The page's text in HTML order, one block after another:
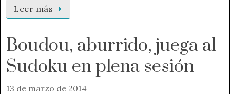
Leer más
Boudou, aburrido, juega al
Sudoku en plena sesión
13 de marzo de 2014